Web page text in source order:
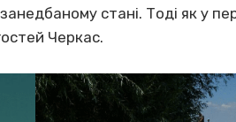
стані. Тоді як у
Черкас.